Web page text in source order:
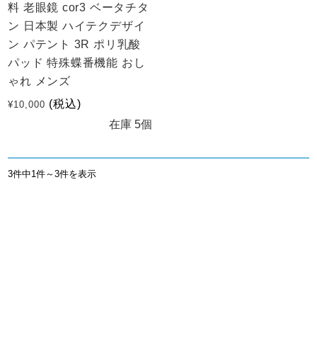
料 老眼鏡 cor3 ベータチタ
ン 日本製 ハイテクデザイ
ン パテント 3R ポリ乳酸
パッド 特殊蝶番機能 おし
ゃれ メンズ
¥10,000 (税込)
在庫 5個
3件中1件～3件を表示